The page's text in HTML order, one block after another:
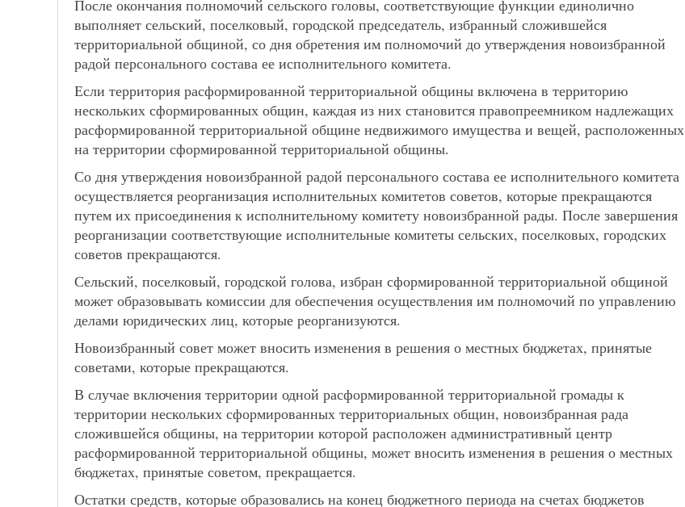
После окончания полномочий сельского головы, соответствующие функции единолично
выполняет сельский, поселковый, городской председатель, избранный сложившейся
территориальной общиной, со дня обретения им полномочий до утверждения новоизбранной
радой персонального состава ее исполнительного комитета.
Если территория расформированной территориальной общины включена в территорию
нескольких сформированных общин, каждая из них становится правопреемником надлежащих
расформированной территориальной общине недвижимого имущества и вещей, расположенных
на территории сформированной территориальной общины.
Со дня утверждения новоизбранной радой персонального состава ее исполнительного комитета
осуществляется реорганизация исполнительных комитетов советов, которые прекращаются
путем их присоединения к исполнительному комитету новоизбранной рады. После завершения
реорганизации соответствующие исполнительные комитеты сельских, поселковых, городских
советов прекращаются.
Сельский, поселковый, городской голова, избран сформированной территориальной общиной
может образовывать комиссии для обеспечения осуществления им полномочий по управлению
делами юридических лиц, которые реорганизуются.
Новоизбранный совет может вносить изменения в решения о местных бюджетах, принятые
советами, которые прекращаются.
В случае включения территории одной расформированной территориальной громады к
территории нескольких сформированных территориальных общин, новоизбранная рада
сложившейся общины, на территории которой расположен административный центр
расформированной территориальной общины, может вносить изменения в решения о местных
бюджетах, принятые советом, прекращается.
Остатки средств, которые образовались на конец бюджетного периода на счетах бюджетов